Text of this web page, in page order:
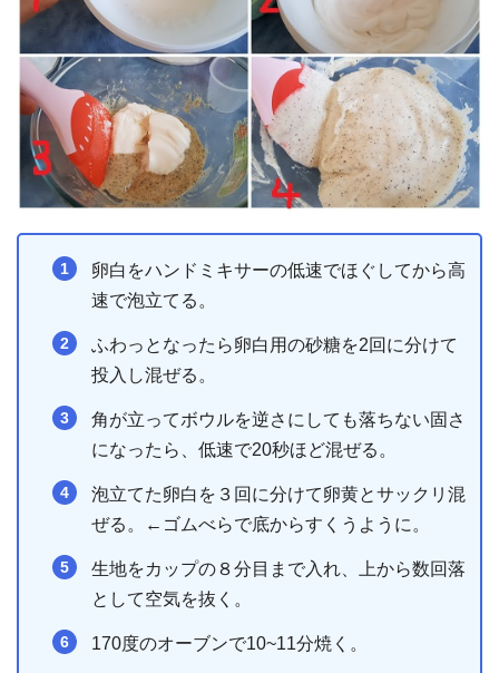
卵白をハンドミキサーの低速でほぐしてから高
速で泡立てる。
ふわっとなったら卵白用の砂糖を2回に分けて
投入し混ぜる。
角が立ってボウルを逆さにしても落ちない固さ
になったら、低速で20秒ほど混ぜる。
泡立てた卵白を３回に分けて卵黄とサックリ混
ぜる。←ゴムべらで底からすくうように。
生地をカップの８分目まで入れ、上から数回落
として空気を抜く。
170度のオーブンで10~11分焼く。